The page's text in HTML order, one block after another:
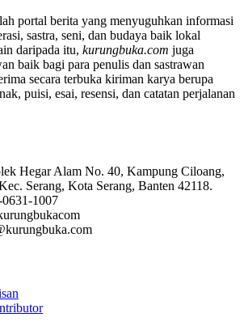
portal berita yang menyuguhkan informasi
sastra, seni, dan budaya baik lokal
daripada itu, kurungbuka.com juga
baik bagi para penulis dan sastrawan
secara terbuka kiriman karya berupa
puisi, esai, resensi, dan catatan perjalanan
Hegar Alam No. 40, Kampung Ciloang,
Serang, Kota Serang, Banten 42118.
1007